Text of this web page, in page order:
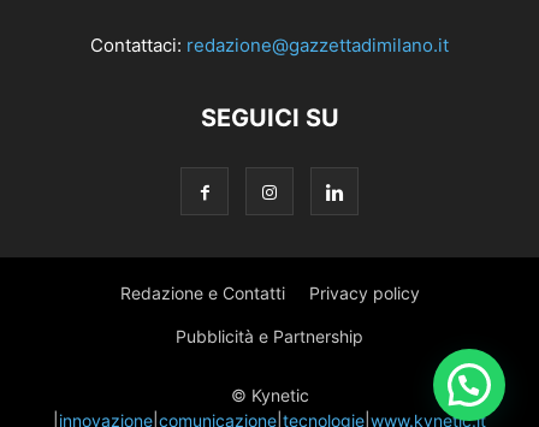
Contattaci: redazione@gazzettadimilano.it
SEGUICI SU
Redazione e Contatti Privacy policy
Pubblicità e Partnership
© Kynetic
innovazione comunicazione tecnologie www.kynetic.it